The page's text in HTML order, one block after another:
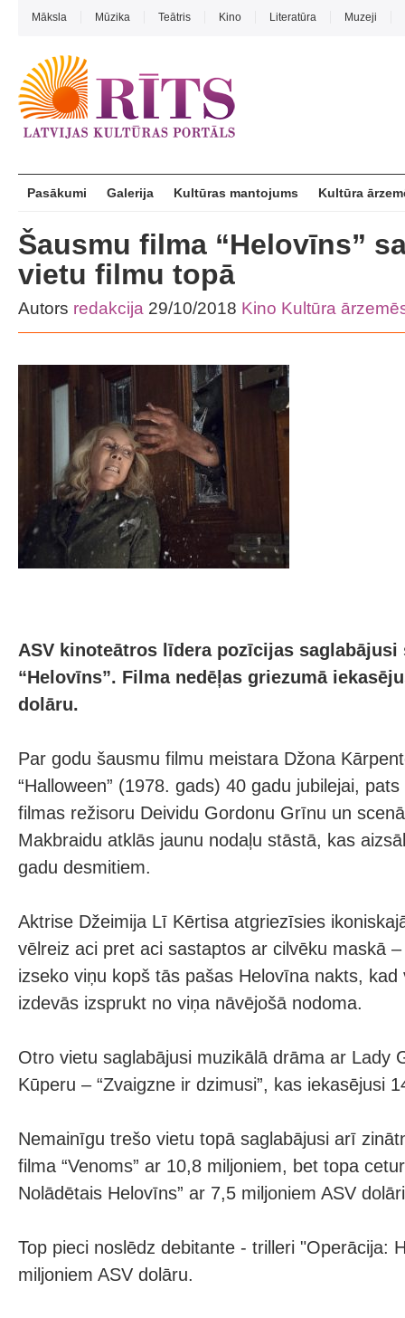
Māksla Mūzika Teātris Kino Literatūra Muzeji
Pasākumi Galerija Kultūras mantojums Kultūra
Šausmu filma “Helovīns”
vietu filmu topā
Autors redakcija 29/10/2018 Kino Kultūra
ASV kinoteātros līdera pozīcijas saglabājusi
“Helovīns”. Filma nedēļas griezumā
dolāru.
Par godu šausmu filmu meistara Džona
“Halloween” (1978. gads) 40 gadu jubilejai,
filmas režisoru Deividu Gordonu Grīnu un
Makbraidu atklās jaunu nodaļu stāstā, kas
gadu desmitiem.
Aktrise Džeimija Lī Kērtisa atgriezīsies
vēlreiz aci pret aci sastaptos ar cilvēku maskā
izseko viņu kopš tās pašas Helovīna nakts,
izdevās izsprukt no viņa nāvējošā nodoma.
Otro vietu saglabājusi muzikālā drāma ar Lady
Kūperu – “Zvaigzne ir dzimusi”, kas iekasējusi
Nemainīgu trešo vietu topā saglabājusi arī
filma “Venoms” ar 10,8 miljoniem, bet topa
Nolādētais Helovīns” ar 7,5 miljoniem ASV
Top pieci noslēdz debitante - trilleri "Operācija:
miljoniem ASV dolāru.